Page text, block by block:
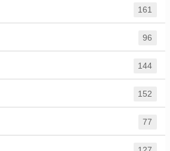
161
96
144
152
77